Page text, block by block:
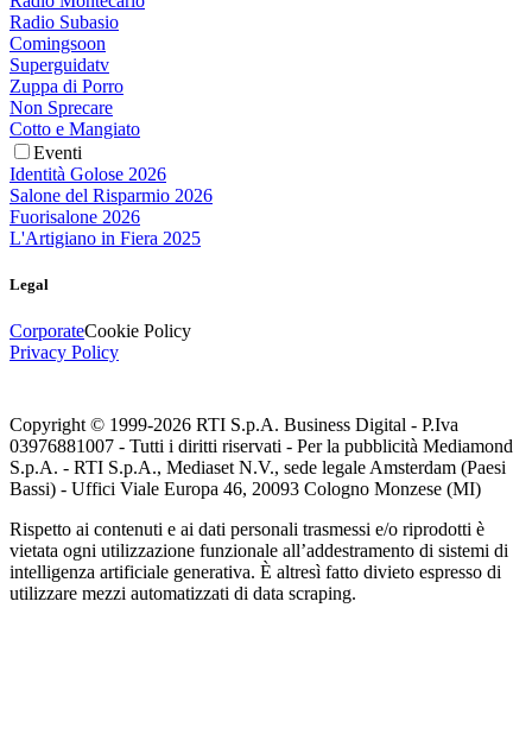
Radio Subasio
Comingsoon
Superguidatv
Zuppa di Porro
Non Sprecare
Cotto e Mangiato
Eventi
Identità Golose 2026
Salone del Risparmio 2026
Fuorisalone 2026
L'Artigiano in Fiera 2025
Legal
CorporateCookie Policy
Privacy Policy
Copyright © 1999-2026 RTI S.p.A. Business Digital - P.Iva
03976881007 - Tutti i diritti riservati - Per la pubblicità Mediamond
S.p.A. - RTI S.p.A., Mediaset N.V., sede legale Amsterdam (Paesi
Bassi) - Uffici Viale Europa 46, 20093 Cologno Monzese (MI)
Rispetto ai contenuti e ai dati personali trasmessi e/o riprodotti è
vietata ogni utilizzazione funzionale all’addestramento di sistemi di
intelligenza artificiale generativa. È altresì fatto divieto espresso di
utilizzare mezzi automatizzati di data scraping.